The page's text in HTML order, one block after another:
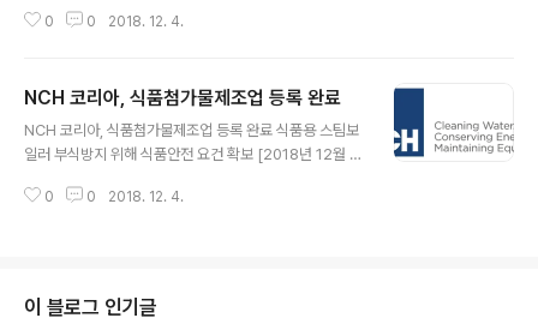
물리보안전문기업 NSOK를 합병하여 통합법인 ADT캡스
사 합병을 의결한 바 있다. ADT캡스가 NSOK를 흡수 합
병하는 형태로, ADT캡스 사명으로 합병 법인을 공식 출범
하게 됐다. ADT캡스는 지난 10월 SK텔레콤의 자회사가
맞게 됐으며, 미래 융합보안 시대를 위한 행보를 본격화한
0 0 2018. 12. 4.
NCH 코리아, 식품첨가물제조업 등록 완료
NCH 코리아, 식품첨가물제조업 등록 완료 식품용 스팀보
일러 부식방지 위해 식품안전 요건 확보 [2018년 12월 0
아)가 식품의약품안전처의 개정고시에 따라 식품첨가물 보
러 청관제인 자사의 ‘켐-아쿠아 55에이취 에프지 (CHEM
-AQUA 55H FG)’와 ‘옥스-어웨이 에프지 (OX-AWAY
0 0 2018. 12. 4.
이 블로그 인기글